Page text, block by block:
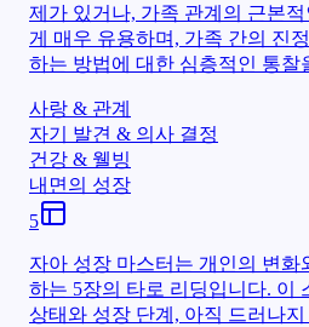
제가 있거나, 가족 관계의 근본
게 매우 유용하며, 가족 간의 진
하는 방법에 대한 심층적인 통찰
사랑 & 관계
자기 발견 & 의사 결정
건강 & 웰빙
내면의 성장
5
자아 성장 마스터는 개인의 변
하는 5장의 타로 리딩입니다. 이
상태와 성장 단계, 아직 드러나